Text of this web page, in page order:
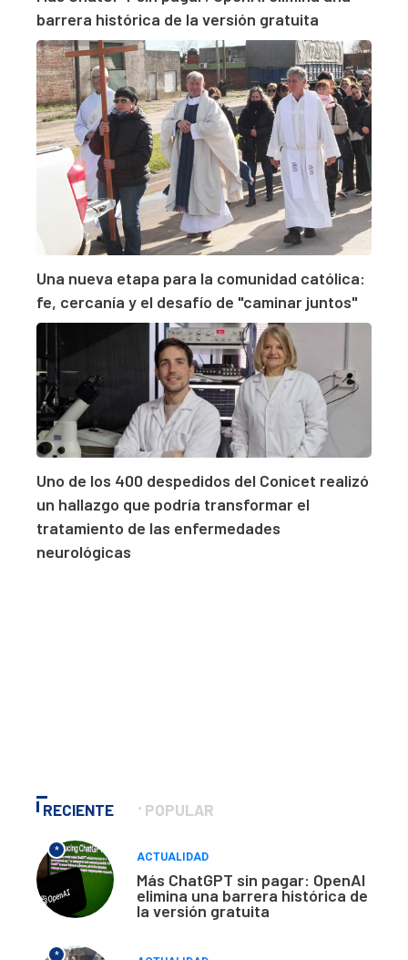
barrera histórica de la versión gratuita
Una nueva etapa para la comunidad católica:
fe, cercanía y el desafío de "caminar juntos"
Uno de los 400 despedidos del Conicet realizó
un hallazgo que podría transformar el
tratamiento de las enfermedades
neurológicas
RECIENTE POPULAR
*
ACTUALIDAD
Más ChatGPT sin pagar: OpenAI
elimina una barrera histórica de
la versión gratuita
*